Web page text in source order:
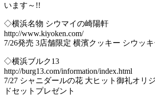
います～!!
◇横浜名物 シウマイの崎陽軒
http://www.kiyoken.com/
7/26発売 3店舗限定 横濱クッキー シウッキ
◇横浜ブルク13
http://burg13.com/information/index.html
7/27 シャニダールの花 大ヒット御礼オリ
ドセットプレゼント